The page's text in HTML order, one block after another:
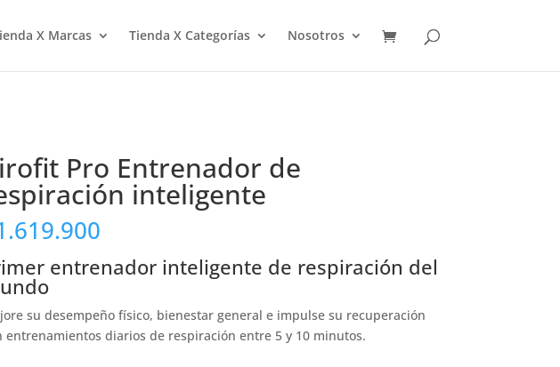
X Marcas Tienda X Categorías Nosotros
Pro Entrenador de
inteligente
entrenador inteligente de respiración del
su desempeño físico, bienestar general e impulse su recuperación
entrenamientos diarios de respiración entre 5 y 10 minutos.